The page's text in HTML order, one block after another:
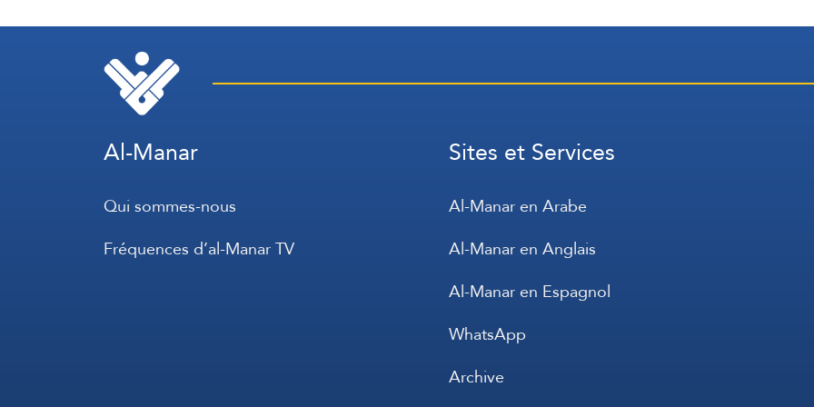
Al-Manar
Qui sommes-nous
Fréquences d’al-Manar TV
Sites et Services
Al-Manar en Arabe
Al-Manar en Anglais
Al-Manar en Espagnol
WhatsApp
Archive